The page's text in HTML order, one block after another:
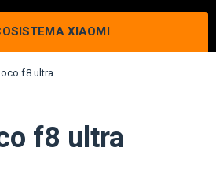
XIAOMI
f8 ultra
f8 ultra